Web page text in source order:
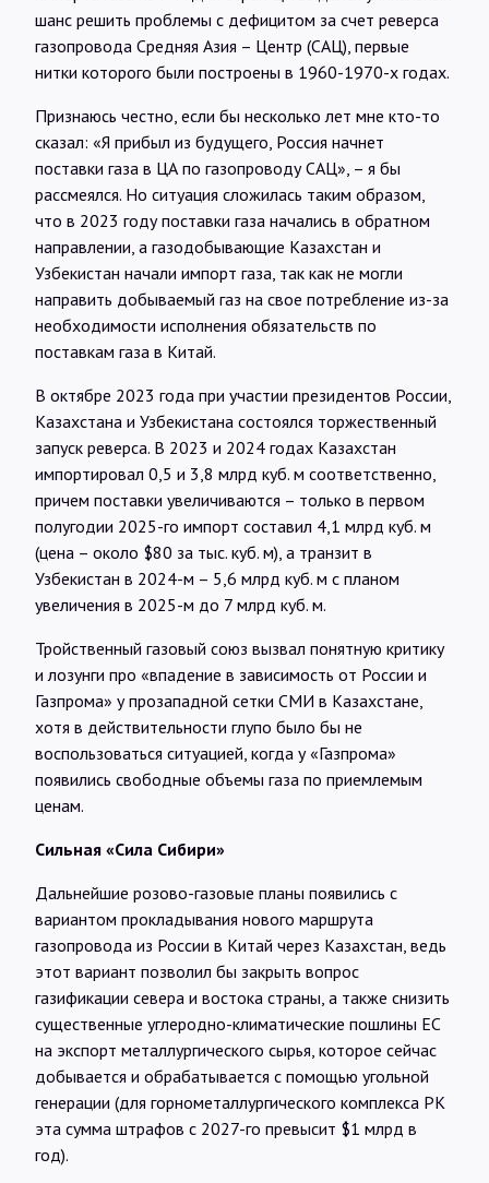
шанс решить проблемы с дефицитом за счет реверса
газопровода Средняя Азия – Центр (САЦ), первые
нитки которого были построены в 1960-1970-х годах.
Признаюсь честно, если бы несколько лет мне кто-то
сказал: «Я прибыл из будущего, Россия начнет
поставки газа в ЦА по газопроводу САЦ», – я бы
рассмеялся. Но ситуация сложилась таким образом,
что в 2023 году поставки газа начались в обратном
направлении, а газодобывающие Казахстан и
Узбекистан начали импорт газа, так как не могли
направить добываемый газ на свое потребление из-за
необходимости исполнения обязательств по
поставкам газа в Китай.
В октябре 2023 года при участии президентов России,
Казахстана и Узбекистана состоялся торжественный
запуск реверса. В 2023 и 2024 годах Казахстан
импортировал 0,5 и 3,8 млрд куб. м соответственно,
причем поставки увеличиваются – только в первом
полугодии 2025-го импорт составил 4,1 млрд куб. м
(цена – около $80 за тыс. куб. м), а транзит в
Узбекистан в 2024-м – 5,6 млрд куб. м с планом
увеличения в 2025-м до 7 млрд куб. м.
Тройственный газовый союз вызвал понятную критику
и лозунги про «впадение в зависимость от России и
Газпрома» у прозападной сетки СМИ в Казахстане,
хотя в действительности глупо было бы не
воспользоваться ситуацией, когда у «Газпрома»
появились свободные объемы газа по приемлемым
ценам.
Сильная «Сила Сибири»
Дальнейшие розово-газовые планы появились с
вариантом прокладывания нового маршрута
газопровода из России в Китай через Казахстан, ведь
этот вариант позволил бы закрыть вопрос
газификации севера и востока страны, а также снизить
существенные углеродно-климатические пошлины ЕС
на экспорт металлургического сырья, которое сейчас
добывается и обрабатывается с помощью угольной
генерации (для горнометаллургического комплекса РК
эта сумма штрафов с 2027-го превысит $1 млрд в
год).